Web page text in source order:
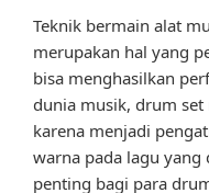
Teknik bermain alat
merupakan hal yang
bisa menghasilkan
dunia musik, drum
karena menjadi
warna pada lagu
penting bagi para